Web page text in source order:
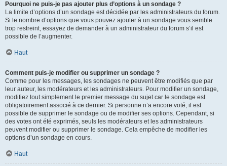
Pourquoi ne puis-je pas ajouter plus d’options à un sondage ?
La limite d’options d’un sondage est décidée par les administrateurs du forum.
Si le nombre d’options que vous pouvez ajouter à un sondage vous semble
trop restreint, essayez de demander à un administrateur du forum s’il est
possible de l’augmenter.
Haut
Comment puis-je modifier ou supprimer un sondage ?
Comme pour les messages, les sondages ne peuvent être modifiés que par
leur auteur, les modérateurs et les administrateurs. Pour modifier un sondage,
modifiez tout simplement le premier message du sujet car le sondage est
obligatoirement associé à ce dernier. Si personne n’a encore voté, il est
possible de supprimer le sondage ou de modifier ses options. Cependant, si
des votes ont été exprimés, seuls les modérateurs et les administrateurs
peuvent modifier ou supprimer le sondage. Cela empêche de modifier les
options d’un sondage en cours.
Haut